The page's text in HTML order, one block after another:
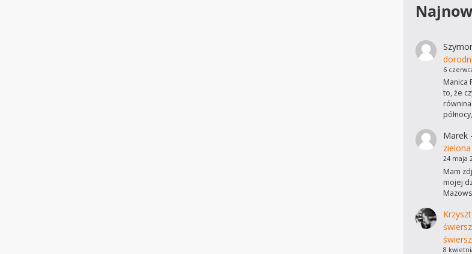
6
Manica
to, że
Marek
zielona
24 maja
Mam
mojej
8